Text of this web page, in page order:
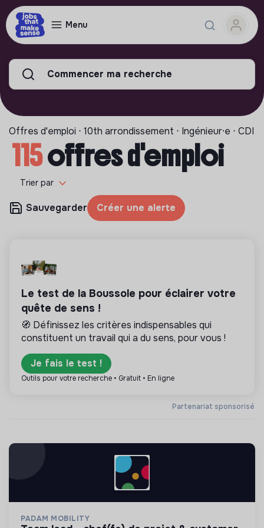
Menu
Commencer ma recherche
Offres d'emploi ⋅ 10th arrondissement ⋅ Ingénieur⸱e ⋅ CDI
115offres d'emploi
Trier par
Sauvegarder Créer une alerte
Partenariat sponsorisé
Le test de la Boussole pour éclairer votre
quête de sens !
🧭 Définissez les critères indispensables qui
constituent un travail qui a du sens, pour vous !
Je fais le test !
Outils pour votre recherche • Gratuit • En ligne
PADAM MOBILITY